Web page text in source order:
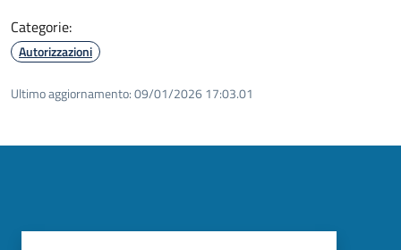
Categorie:
Autorizzazioni
Ultimo aggiornamento:09/01/2026 17:03.01